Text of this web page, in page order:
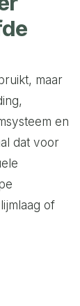
maar
en
dat voor
of